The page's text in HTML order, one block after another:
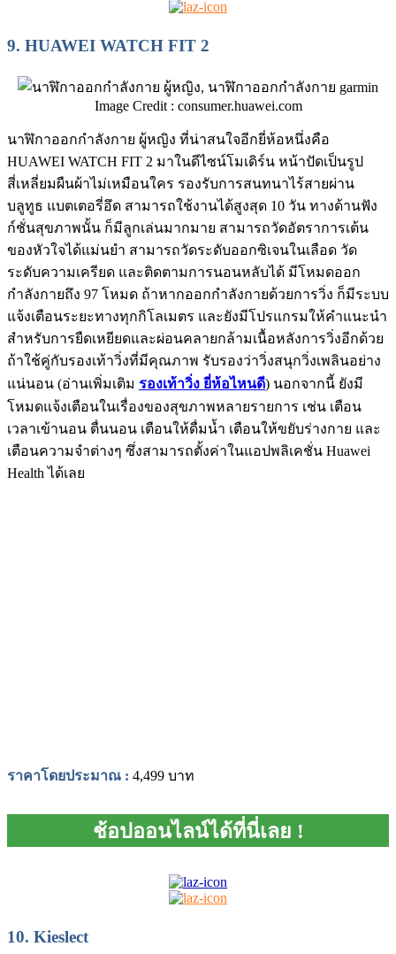
9. HUAWEI WATCH FIT 2
Image Credit : consumer.huawei.com
นาฬิกาออกกําลังกาย ผู้หญิง ที่น่าสนใจอีกยี่ห้อหนึ่งคือ
HUAWEI WATCH FIT 2 มาในดีไซน์โมเดิร์น หน้าปัดเป็นรูป
สี่เหลี่ยมผืนผ้าไม่เหมือนใคร รองรับการสนทนาไร้สายผ่าน
บลูทูธ แบตเตอรี่อึด สามารถใช้งานได้สูงสุด 10 วัน ทางด้านฟัง
ก์ชั่นสุขภาพนั้น ก็มีลูกเล่นมากมาย สามารถวัดอัตราการเต้น
ของหัวใจได้แม่นยำ สามารถวัดระดับออกซิเจนในเลือด วัด
ระดับความเครียด และติดตามการนอนหลับได้ มีโหมดออก
กำลังกายถึง 97 โหมด ถ้าหากออกกำลังกายด้วยการวิ่ง ก็มีระบบ
แจ้งเตือนระยะทางทุกกิโลเมตร และยังมีโปรแกรมให้คำแนะนำ
สำหรับการยืดเหยียดและผ่อนคลายกล้ามเนื้อหลังการวิ่งอีกด้วย
ถ้าใช้คู่กับรองเท้าวิ่งที่มีคุณภาพ รับรองว่าวิ่งสนุกวิ่งเพลินอย่าง
แน่นอน (อ่านเพิ่มเติม รองเท้าวิ่ง ยี่ห้อไหนดี) นอกจากนี้ ยังมี
โหมดแจ้งเตือนในเรื่องของสุขภาพหลายรายการ เช่น เตือน
เวลาเข้านอน ตื่นนอน เตือนให้ดื่มน้ำ เตือนให้ขยับร่างกาย และ
เตือนความจำต่างๆ ซึ่งสามารถตั้งค่าในแอปพลิเคชั่น Huawei
Health ได้เลย
ราคาโดยประมาณ : 4,499 บาท
ช้อปออนไลน์ได้ที่นี่เลย !
10. Kieslect